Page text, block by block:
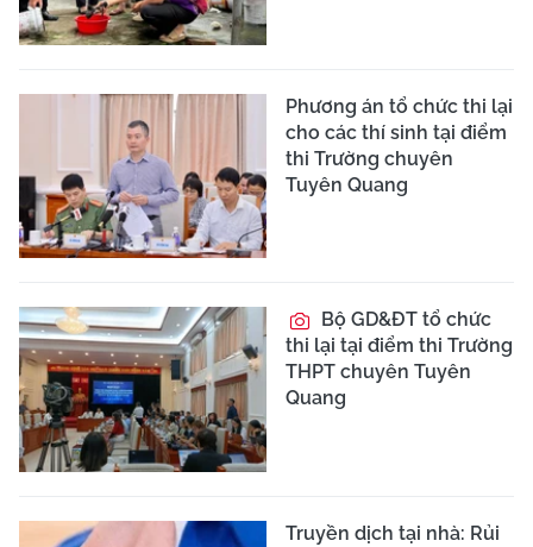
Phương án tổ chức thi lại
cho các thí sinh tại điểm
thi Trường chuyên
Tuyên Quang
Bộ GD&ĐT tổ chức
thi lại tại điểm thi Trường
THPT chuyên Tuyên
Quang
Truyền dịch tại nhà: Rủi